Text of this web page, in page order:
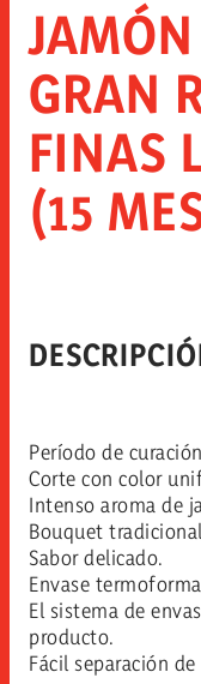
GRAN
FINAS
(15
Período de
Corte con color
Intenso aroma de
Bouquet
Sabor delicado.
Envase
El sistema de
producto.
Fácil separación